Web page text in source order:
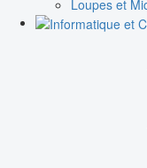
Loupes et